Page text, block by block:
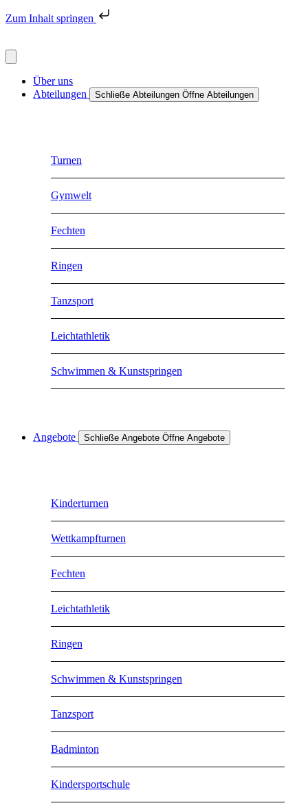
Zum Inhalt springen
Über uns
Abteilungen
Schließe Abteilungen Öffne Abteilungen
Turnen
Gymwelt
Fechten
Ringen
Tanzsport
Leichtathletik
Schwimmen & Kunstspringen
Angebote Schließe Angebote Öffne Angebote
Kinderturnen
Wettkampfturnen
Fechten
Leichtathletik
Ringen
Schwimmen & Kunstspringen
Tanzsport
Badminton
Kindersportschule